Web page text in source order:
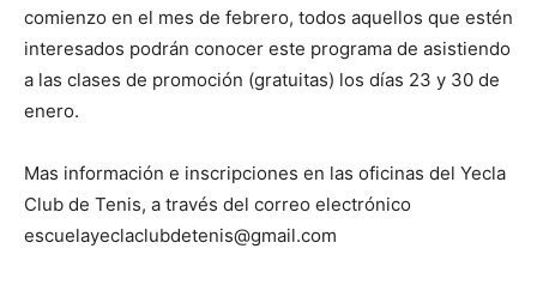
comienzo en el mes de febrero, todos aquellos que estén
interesados podrán conocer este programa de asistiendo
a las clases de promoción (gratuitas) los días 23 y 30 de
enero.
Mas información e inscripciones en las oficinas del Yecla
Club de Tenis, a través del correo electrónico
escuelayeclaclubdetenis@gmail.com